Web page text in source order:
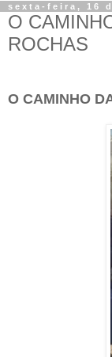
sexta-feira, 16
O
ROCHAS
O CAMINHO